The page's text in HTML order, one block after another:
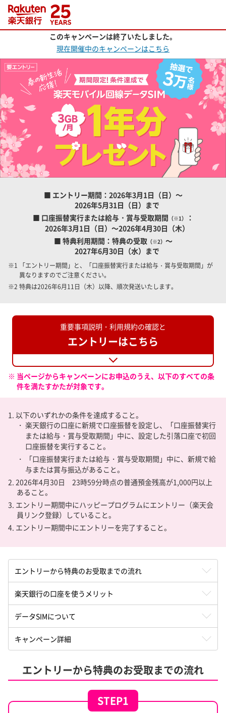
このキャンペーンは終了いたしました。
現在開催中のキャンペーンはこちら
■ エントリー期間：2026年3月1日（日）～
2026年5月31日（日）まで
■ 口座振替実行または給与・賞与受取期間 （※1）
：
2026年3月1日（日）～2026年4月30日（木）
■ 特典利用期間：特典の受取（※2） ～
2027年6月30日（水）まで
※1 「エントリー期間」と、「口座振替実行または給与・賞与受取期間」が
異なりますのでご注意ください。
※2 特典は2026年6月11日（木）以降、順次発送いたします。
重要事項説明・利用規約の確認と
エントリーはこちら
※ 当ページからキャンペーンにお申込のうえ、以下のすべての条
件を満たすかたが対象です。
1. 以下のいずれかの条件を達成すること。
・ 楽天銀行の口座に新規で口座振替を設定し、「口座振替実行
または給与・賞与受取期間」中に、設定した引落口座で初回
口座振替を実行すること。
・ 「口座振替実行または給与・賞与受取期間」中に、新規で給
与または賞与振込があること。
2. 2026年4月30日 23時59分時点の普通預金残高が1,000円以上
あること。
3. エントリー期間中にハッピープログラムにエントリー（楽天会
員リンク登録）していること。
4. エントリー期間中にエントリーを完了すること。
エントリーから特典のお受取までの流れ
楽天銀行の口座を使うメリット
データSIMについて
キャンペーン詳細
エントリーから特典のお受取までの流れ
STEP1